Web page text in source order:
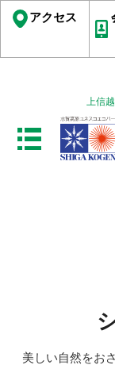
上信
アクセス
美しい自然をお